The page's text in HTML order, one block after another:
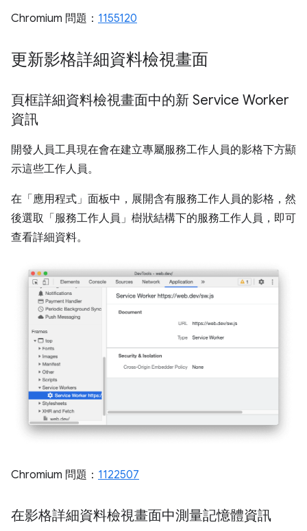
Chromium 問題： 1155120
更新影格詳細資料檢視畫面
頁框詳細資料檢視畫面中的新 Service Worker
資訊
開發人員工具現在會在建立專屬服務工作人員的影格下方顯
示這些工作人員。
在「應用程式」 面板中，展開含有服務工作人員的影格，然
後選取「服務工作人員」 樹狀結構下的服務工作人員，即可
查看詳細資料。
Chromium 問題： 1122507
在影格詳細資料檢視畫面中測量記憶體資訊